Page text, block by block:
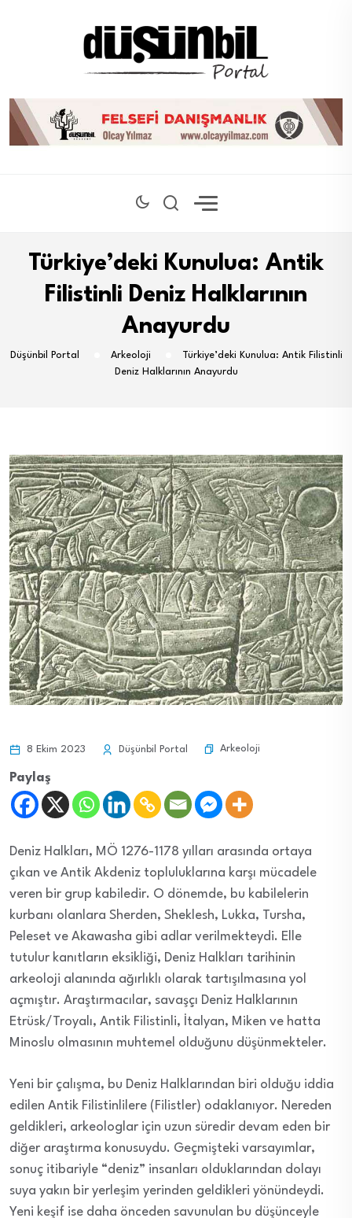
Türkiye’deki Kunulua: Antik
Filistinli Deniz Halklarının
Anayurdu
Düşünbil Portal Arkeoloji
Türkiye’deki Kunulua: Antik Filistinli
Deniz Halklarının Anayurdu
8 Ekim 2023 Düşünbil Portal Arkeoloji
Paylaş
Deniz Halkları, MÖ 1276-1178 yılları arasında ortaya
çıkan ve Antik Akdeniz topluluklarına karşı mücadele
veren bir grup kabiledir. O dönemde, bu kabilelerin
kurbanı olanlara Sherden, Sheklesh, Lukka, Tursha,
Peleset ve Akawasha gibi adlar verilmekteydi. Elle
tutulur kanıtların eksikliği, Deniz Halkları tarihinin
arkeoloji alanında ağırlıklı olarak tartışılmasına yol
açmıştır. Araştırmacılar, savaşçı Deniz Halklarının
Etrüsk/Troyalı, Antik Filistinli, İtalyan, Miken ve hatta
Minoslu olmasının muhtemel olduğunu düşünmekteler.
Yeni bir çalışma, bu Deniz Halklarından biri olduğu iddia
edilen Antik Filistinlilere (Filistler) odaklanıyor. Nereden
geldikleri, arkeologlar için uzun süredir devam eden bir
diğer araştırma konusuydu. Geçmişteki varsayımlar,
sonuç itibariyle “deniz” insanları olduklarından dolayı
suya yakın bir yerleşim yerinden geldikleri yönündeydi.
Yeni keşif ise daha önceden savunulan bu düşünceyle